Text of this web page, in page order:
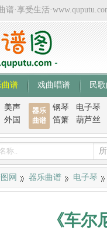
谱·享受生活
曲谱 戏曲唱谱 民
美声
外国
器乐
曲谱
钢琴 电子琴
笛箫
葫芦丝
网 器乐曲谱 电子琴
《车